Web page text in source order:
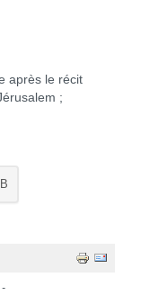
après le récit
;